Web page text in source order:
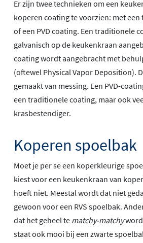
Er zijn twee technieken om een
koperen coating te voorzien: met
of een PVD coating. Een traditionele
galvanisch op de keukenkraan
coating wordt aangebracht met
(oftewel Physical Vapor Deposition).
gemaakt van messing. Een PVD-
een traditionele coating, maar ook
krasbestendiger.
Koperen spoelbak
Moet je per se een koperkleurige
kiest voor een keukenkraan van
hoeft niet. Meestal wordt dat niet
gewoon voor een RVS spoelbak.
dat het geheel te matchy-matchy
staat ook mooi bij een zwarte